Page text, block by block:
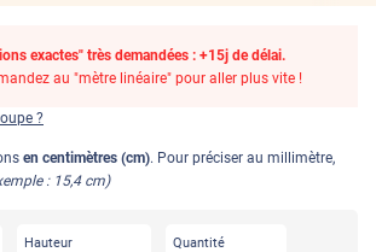
exactes" très demandées : +15j de délai.
au "mètre linéaire" pour aller plus vite !
?
en centimètres (cm). Pour préciser au millimètre,
: 15,4 cm)
Hauteur Quantité